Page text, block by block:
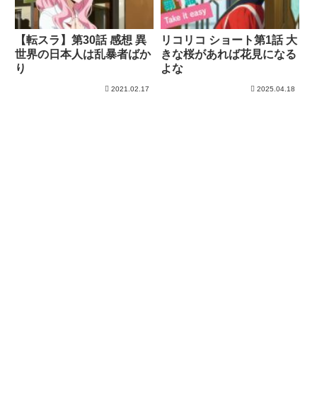
【転スラ】第30話 感想 異
世界の日本人は乱暴者ばか
り
2021.02.17
リコリコ ショート第1話 大
きな桜があれば花見になる
よな
2025.04.18